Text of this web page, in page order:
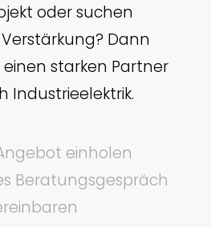
oder suchen
Dann
einen starken Partner
Industrieelektrik.
einholen
Beratungsgespräch